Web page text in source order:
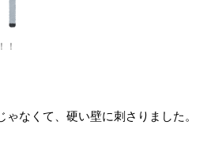
！
なくて、硬い壁に刺さりました。